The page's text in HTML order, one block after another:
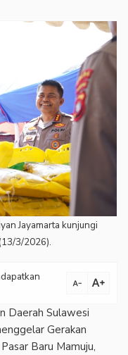
Jayamarta kunjungi
3/2026).
text_decrease text_increase
Daerah Sulawesi
Gerakan
Baru Mamuju,